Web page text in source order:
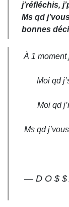
j’réfléchis,
Ms qd
bonnes
À 1 moment
Moi qd
Moi qd
Ms qd
— D O $ $